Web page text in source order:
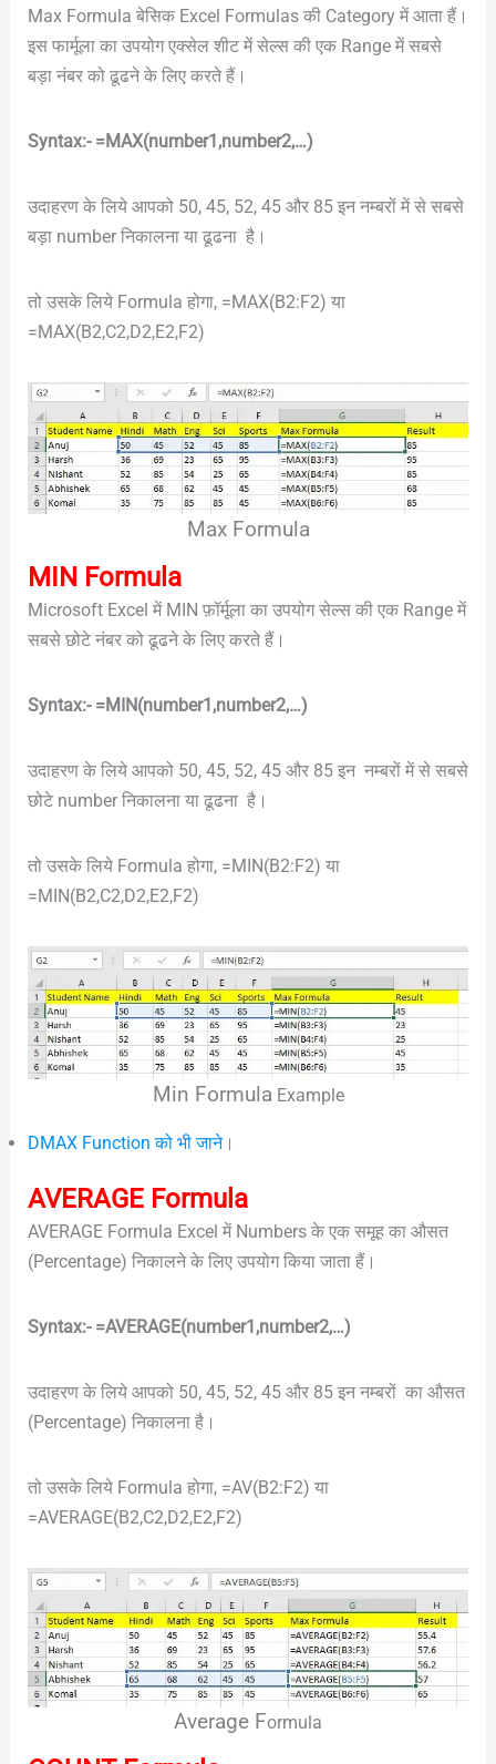
Max Formula बेसिक Excel Formulas की Category में आता हैं।
इस फार्मूला का उपयोग एक्सेल शीट में सेल्स की एक Range में सबसे
बड़ा नंबर को ढूढने के लिए करते हैं।
Syntax:- =MAX(number1,number2,…)
उदाहरण के लिये आपको 50, 45, 52, 45 और 85 इन नम्बरों में से सबसे
बड़ा number निकालना या ढूढना है।
तो उसके लिये Formula होगा, =MAX(B2:F2) या
=MAX(B2,C2,D2,E2,F2)
Max Formula
MIN Formula
Microsoft Excel में MIN फ़ॉर्मूला का उपयोग सेल्स की एक Range में
सबसे छोटे नंबर को ढूढने के लिए करते हैं।
Syntax:- =MIN(number1,number2,…)
उदाहरण के लिये आपको 50, 45, 52, 45 और 85 इन नम्बरों में से सबसे
छोटे number निकालना या ढूढना है।
तो उसके लिये Formula होगा, =MIN(B2:F2) या
=MIN(B2,C2,D2,E2,F2)
Min Formula Example
DMAX Function को भी जाने।
AVERAGE Formula
AVERAGE Formula Excel में Numbers के एक समूह का औसत
(Percentage) निकालने के लिए उपयोग किया जाता हैं।
Syntax:- =AVERAGE(number1,number2,…)
उदाहरण के लिये आपको 50, 45, 52, 45 और 85 इन नम्बरों का औसत
(Percentage) निकालना है।
तो उसके लिये Formula होगा, =AV(B2:F2) या
=AVERAGE(B2,C2,D2,E2,F2)
Average Formula